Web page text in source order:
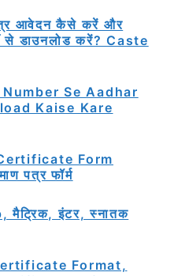
आवेदन कैसे करें और
से डाउनलोड करें? Caste
Se Aadhar
Kaise Kare
Form
पत्र फॉर्म
इंटर, स्नातक
Format,